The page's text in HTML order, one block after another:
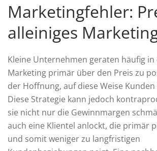
Marketingfehler:
alleiniges
Kleine Unternehmen geraten häufig in
Marketing primär über den Preis zu
der Hoffnung, auf diese Weise
Diese Strategie kann jedoch
sie nicht nur die Gewinnmargen
auch eine Klientel anlockt, die primär
und somit weniger zu langfristigen